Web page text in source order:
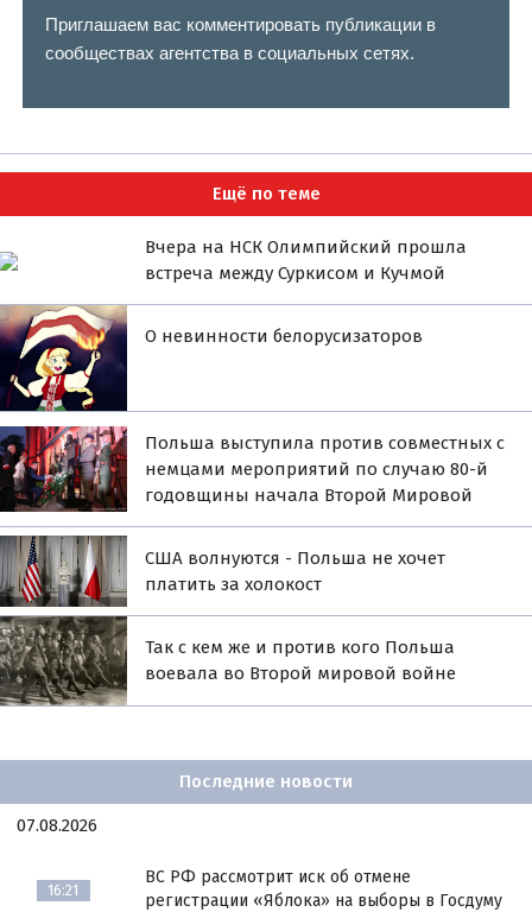
Приглашаем вас комментировать публикации в
сообществах агентства в социальных сетях.
Ещё по теме
Вчера на НСК Олимпийский прошла
встреча между Суркисом и Кучмой
О невинности белорусизаторов
Польша выступила против совместных с
немцами мероприятий по случаю 80-й
годовщины начала Второй Мировой
США волнуются - Польша не хочет
платить за холокост
Так с кем же и против кого Польша
воевала во Второй мировой войне
Последние новости
07.08.2026
16:21
ВС РФ рассмотрит иск об отмене
регистрации «Яблока» на выборы в Госдуму